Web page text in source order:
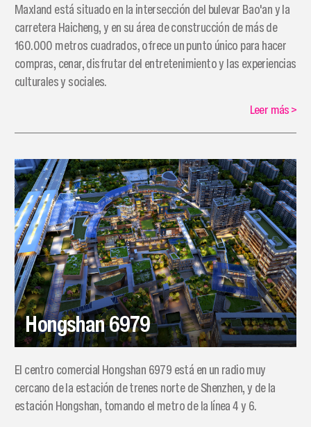
Maxland está situado en la intersección del bulevar Bao'an y la
carretera Haicheng, y en su área de construcción de más de
160.000 metros cuadrados, ofrece un punto único para hacer
compras, cenar, disfrutar del entretenimiento y las experiencias
culturales y sociales.
Leer más>
Hongshan 6979
El centro comercial Hongshan 6979 está en un radio muy
cercano de la estación de trenes norte de Shenzhen, y de la
estación Hongshan, tomando el metro de la línea 4 y 6.